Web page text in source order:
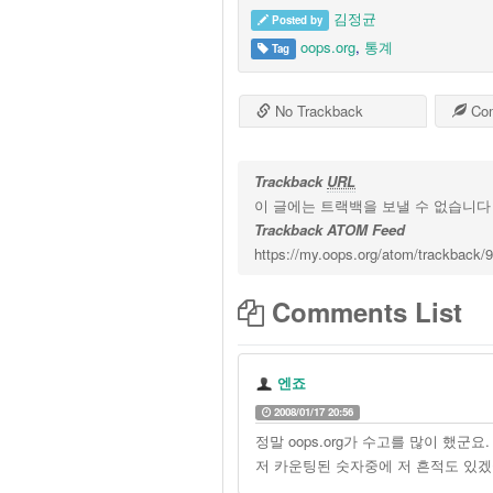
Posted by 김정균
Tag oops.org, 통계
No Trackback
Trackback URL
이 글에는 트랙백을 보낼 수 없습니다
Trackback ATOM Feed
https://my.oops.org/atom/trackback/
Comments List
엔죠
2008/01/17 20:56
정말 oops.org가 수고를 많이 했군요.
저 카운팅된 숫자중에 저 흔적도 있